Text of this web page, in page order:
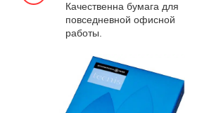
Качественна бумага для
повседневной офисной
работы.